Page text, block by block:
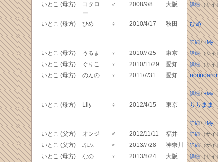
いとこ (母方)
コタロ
ー
♂ 2008/9/8 大阪 詳細（サイ
いとこ (母方) ひめ ♀ 2010/4/17 秋田 ひめ
詳細/+My
いとこ (母方) うるま ♀ 2010/7/25 東京 詳細（サイ
いとこ (母方) ぐりこ ♀ 2010/11/29 愛知 詳細（サイ
いとこ (母方) のんの ♀ 2011/7/31 愛知
詳細/+My
いとこ (母方) Lily ♀ 2012/4/15 東京 りりまま
詳細/+My
いとこ (父方) オンジ ♂ 2012/11/11 福井 詳細（サイ
いとこ (父方) ぶぶ ♂ 2013/7/28 神奈川 詳細（サイ
いとこ (母方) なの ♀ 2013/8/24 大阪 詳細（サイ